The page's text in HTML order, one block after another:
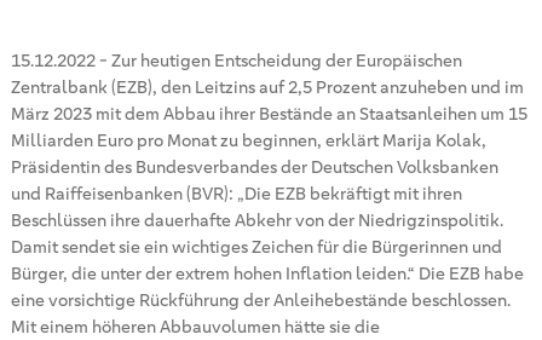
15.12.2022- Zur heutigen Entscheidung der Europäischen
Zentralbank (EZB), den Leitzins auf 2,5 Prozent anzuheben und im
März 2023 mit dem Abbau ihrer Bestände an Staatsanleihen um 15
Milliarden Euro pro Monat zu beginnen, erklärt Marija Kolak,
Präsidentin des Bundesverbandes der Deutschen Volksbanken
und Raiffeisenbanken (BVR): „Die EZB bekräftigt mit ihren
Beschlüssen ihre dauerhafte Abkehr von der Niedrigzinspolitik.
Damit sendet sie ein wichtiges Zeichen für die Bürgerinnen und
Bürger, die unter der extrem hohen Inflation leiden.“ Die EZB habe
eine vorsichtige Rückführung der Anleihebestände beschlossen.
Mit einem höheren Abbauvolumen hätte sie die